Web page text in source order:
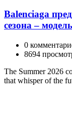
Balenciaga
сезона –
0
8694
The Summer 2026
that whisper of the